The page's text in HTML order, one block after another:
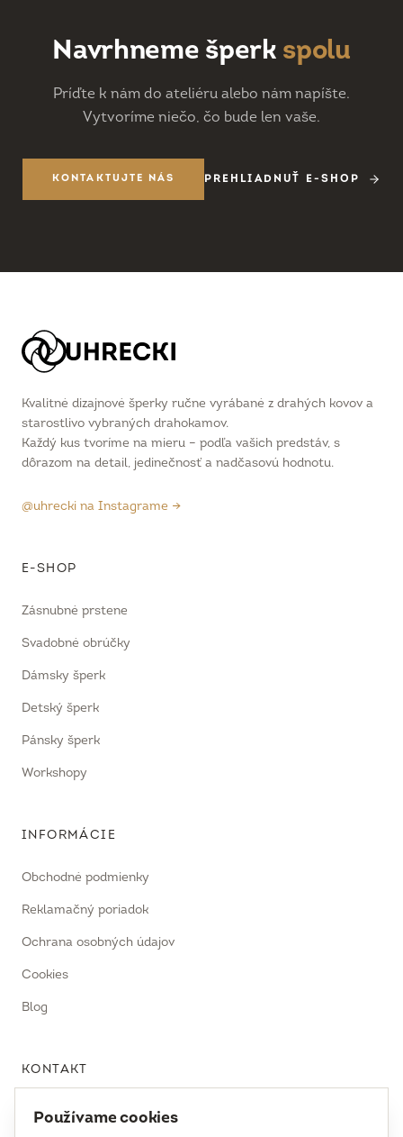
Navrhneme šperk spolu
Príďte k nám do ateliéru alebo nám napíšte.
Vytvoríme niečo, čo bude len vaše.
KONTAKTUJTE NÁS PREHLIADNUŤ E-SHOP
Kvalitné dizajnové šperky ručne vyrábané z drahých kovov a
starostlivo vybraných drahokamov.
Každý kus tvoríme na mieru – podľa vašich predstáv, s
dôrazom na detail, jedinečnosť a nadčasovú hodnotu.
@uhrecki na Instagrame →
E-SHOP
Zásnubné prstene
Svadobné obrúčky
Dámsky šperk
Detský šperk
Pánsky šperk
Workshopy
INFORMÁCIE
Obchodné podmienky
Reklamačný poriadok
Ochrana osobných údajov
Cookies
Blog
KONTAKT
Používame cookies